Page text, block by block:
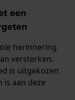
een
herinnering
versterken.
is uitgekozen
is aan deze